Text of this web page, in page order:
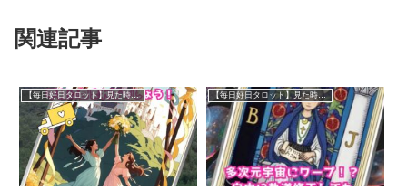
関連記事
【毎日好日タロット】見た時がタイミング！ 【毎日好日タロット】見た時がタイミング！